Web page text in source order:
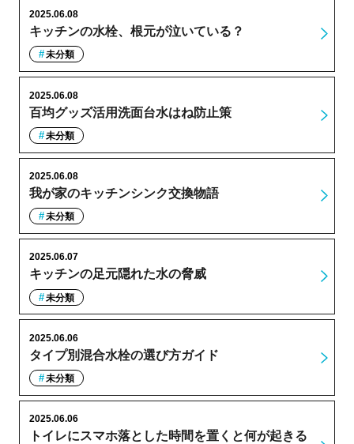
キッチンの水栓、根元が泣いている？
2025.06.08
未分類
百均グッズ活用洗面台水はね防止策
2025.06.08
未分類
我が家のキッチンシンク交換物語
2025.06.08
未分類
キッチンの足元隠れた水の脅威
2025.06.07
未分類
タイプ別混合水栓の選び方ガイド
2025.06.06
未分類
トイレにスマホ落とした時間を置くと何が起きる
2025.06.06